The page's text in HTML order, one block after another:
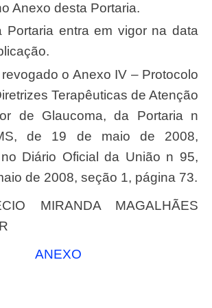
Anexo desta Portaria.
Terapêuticas de Atenção
de Glaucoma, da Portaria n
de 19 de maio de 2008,
Diário Oficial da União n 95,
de 2008, seção 1, página 73.
ANEXO